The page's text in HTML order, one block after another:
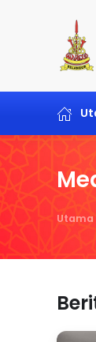
Skip to
Utama